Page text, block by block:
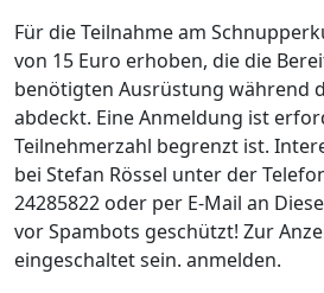
Für die Teilnahme am
von 15 Euro erhoben, die die
benötigten Ausrüstung während
abdeckt. Eine Anmeldung ist
Teilnehmerzahl begrenzt ist.
bei Stefan Rössel unter der
24285822 oder per E-Mail an
vor Spambots geschützt! Zur
eingeschaltet sein. anmelden.